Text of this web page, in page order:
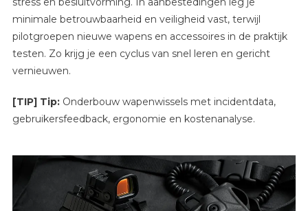
minimale betrouwbaarheid en veiligheid vast, terwijl
pilotgroepen nieuwe wapens en accessoires in de praktijk
testen. Zo krijg je een cyclus van snel leren en gericht
vernieuwen.
[TIP] Tip:Onderbouw wapenwissels met incidentdata,
gebruikersfeedback, ergonomie en kostenanalyse.